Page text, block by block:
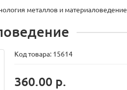
металлов и материаловедение
Код товара: 15614
360.00 р.